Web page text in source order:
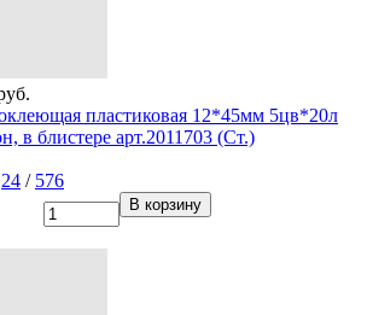
пластиковая 12*45мм 5цв*20л
в блистере арт.2011703 (Ст.)
24 / 576
В корзину